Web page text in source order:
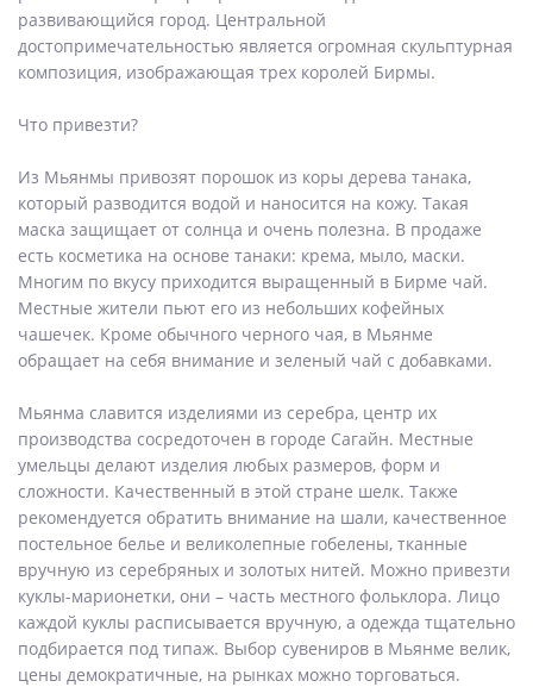
развивающийся город. Центральной
достопримечательностью является огромная скульптурная
композиция, изображающая трех королей Бирмы.
Что привезти?
Из Мьянмы привозят порошок из коры дерева танака,
который разводится водой и наносится на кожу. Такая
маска защищает от солнца и очень полезна. В продаже
есть косметика на основе танаки: крема, мыло, маски.
Многим по вкусу приходится выращенный в Бирме чай.
Местные жители пьют его из небольших кофейных
чашечек. Кроме обычного черного чая, в Мьянме
обращает на себя внимание и зеленый чай с добавками.
Мьянма славится изделиями из серебра, центр их
производства сосредоточен в городе Сагайн. Местные
умельцы делают изделия любых размеров, форм и
сложности. Качественный в этой стране шелк. Также
рекомендуется обратить внимание на шали, качественное
постельное белье и великолепные гобелены, тканные
вручную из серебряных и золотых нитей. Можно привезти
куклы-марионетки, они – часть местного фольклора. Лицо
каждой куклы расписывается вручную, а одежда тщательно
подбирается под типаж. Выбор сувениров в Мьянме велик,
цены демократичные, на рынках можно торговаться.